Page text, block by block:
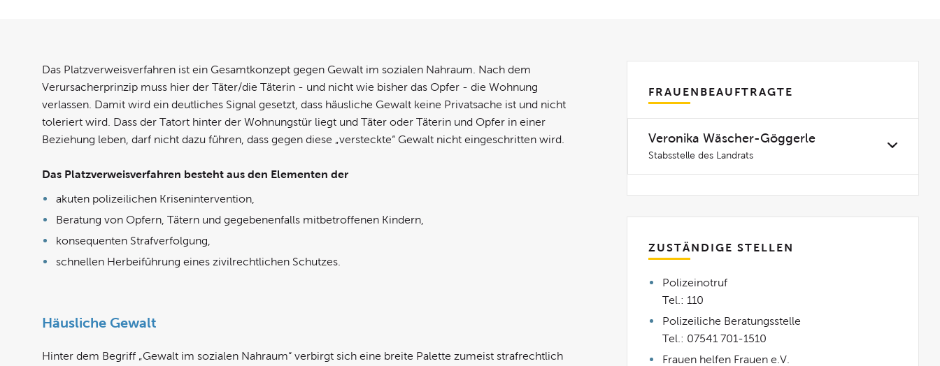
Das Platzverweisverfahren ist ein Gesamtkonzept gegen Gewalt im sozialen Nahraum. Nach dem
Verursacherprinzip muss hier der Täter/die Täterin - und nicht wie bisher das Opfer - die Wohnung
verlassen. Damit wird ein deutliches Signal gesetzt, dass häusliche Gewalt keine Privatsache ist und nicht
toleriert wird. Dass der Tatort hinter der Wohnungstür liegt und Täter oder Täterin und Opfer in einer
Beziehung leben, darf nicht dazu führen, dass gegen diese „versteckte“ Gewalt nicht eingeschritten wird.
Das Platzverweisverfahren besteht aus den Elementen der
akuten polizeilichen Krisenintervention,
Beratung von Opfern, Tätern und gegebenenfalls mitbetroffenen Kindern,
konsequenten Strafverfolgung,
schnellen Herbeiführung eines zivilrechtlichen Schutzes.
Häusliche Gewalt
Hinter dem Begriff „Gewalt im sozialen Nahraum“ verbirgt sich eine breite Palette zumeist strafrechtlich
FRAUENBEAUFTRAGTE
Veronika Wäscher-Göggerle
Stabsstelle des Landrats
ZUSTÄNDIGE STELLEN
Polizeinotruf
Tel.: 110
Polizeiliche Beratungsstelle
Tel.: 07541 701-1510
Frauen helfen Frauen e.V.